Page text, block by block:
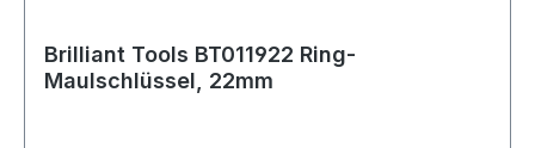
Brilliant Tools BT011922 Ring-
Maulschlüssel, 22mm